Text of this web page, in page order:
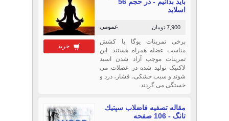
خرید
اسلاید
عمومی 7,900 تومان
برخی تمرینات یوگا با کشش
مناسب عضله همراه هستند. این
تمرینات موجب آزاد شدن اسید
لاکتیک تولید شده در عضلات می
شوند و سبب خشکی، فشار، درد و
خستگی می گردند.
مقاله تصفيه فاضلاب سپتيك
تانگ - 106 صفحه